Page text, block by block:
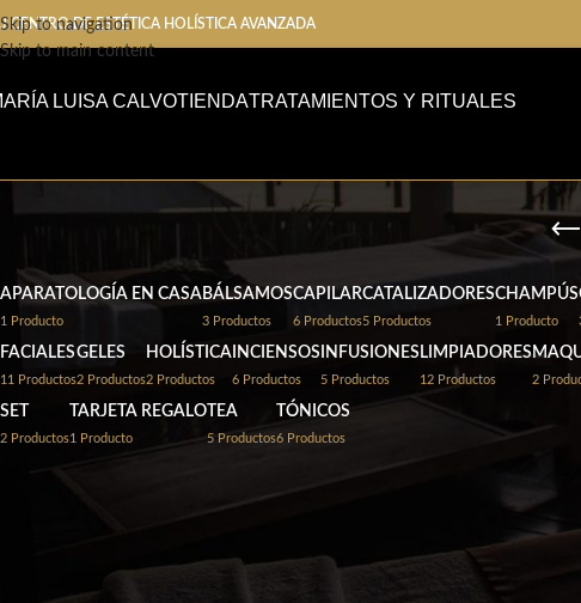
Skip to navigation
Skip to main content
CENTRO DE ESTÉTICA HOLÍSTICA AVANZADA
LUISA CALVOTIENDATRATAMIENTOS Y RITUALES
APARATOLOGÍA EN CASA
1 Producto
BÁLSAMOS
3 Productos
CAPILAR
6 Productos
CATALIZADORES
5 Productos
CHAMPÚS
1 Producto
FACIALES
11 Productos
GELES
2 Productos
HOLÍSTICA
2 Productos
INCIENSOS
6 Productos
INFUSIONES
5 Productos
LIMPIADORES
12 Productos 2
SET
2 Productos
TARJETA REGALO
1 Producto
TEA
5 Productos
TÓNICOS
6 Productos
Inicio Productos etiquetados “calmante”